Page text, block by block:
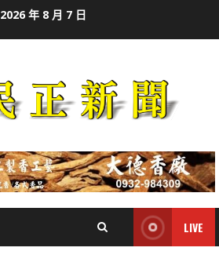
2026 年 8 月 7 日
LIVE